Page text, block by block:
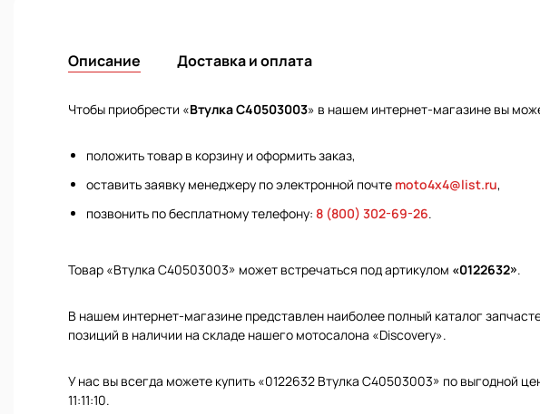
Описание Доставка и оплата
Чтобы приобрести «Втулка C40503003» в нашем интернет-магазине вы
положить товар в корзину и оформить заказ,
оставить заявку менеджеру по электронной почте moto4x4@list.ru,
позвонить по бесплатному телефону: 8 (800) 302-69-26.
Товар «Втулка C40503003» может встречаться под артикулом «0122632».
В нашем интернет-магазине представлен наиболее полный каталог
позиций в наличии на складе нашего мотосалона «Discovery».
У нас вы всегда можете купить «0122632 Втулка C40503003» по выгодной
11:11:10.